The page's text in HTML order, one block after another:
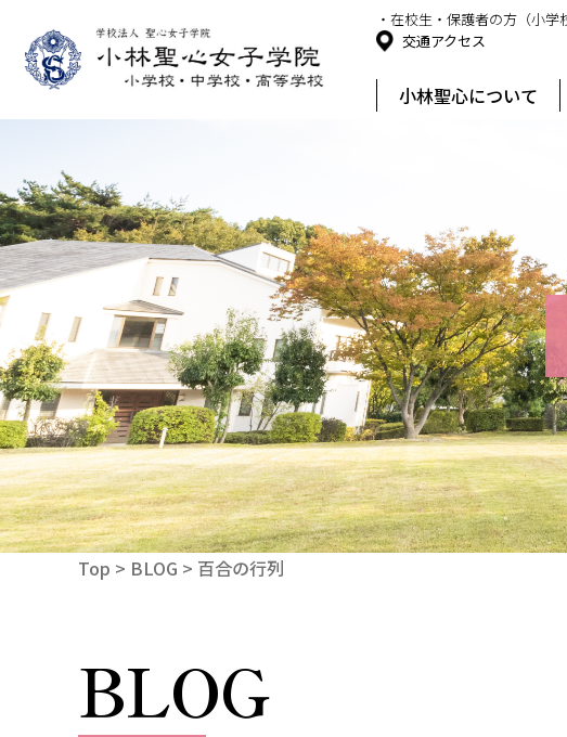
・在校生・保護者の方（小学
交通アクセス
小林聖心について
Top > BLOG > 百合の行列
BLOG